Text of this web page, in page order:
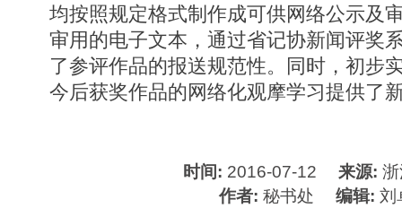
均按照规定格式制作成可供网络公示及
审用的电子文本，通过省记协新闻评奖
了参评作品的报送规范性。同时，初步
今后获奖作品的网络化观摩学习提供
时间: 2016-07-12 来源:
作者: 秘书处 编辑: 刘